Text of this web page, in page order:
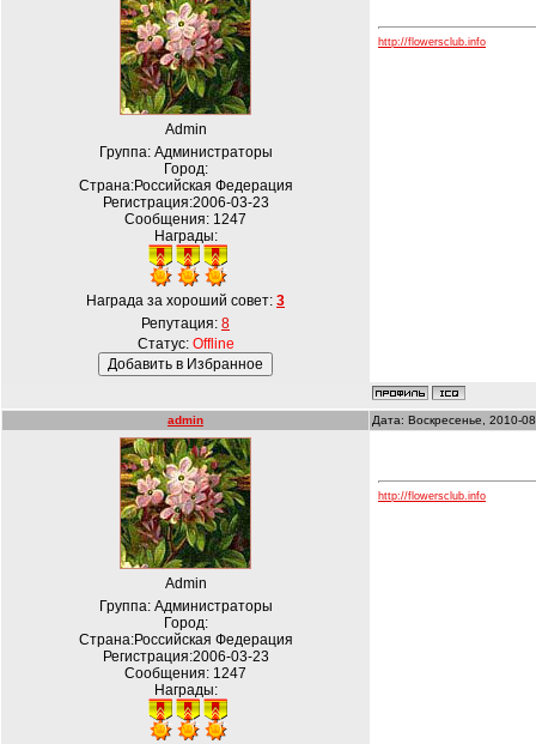
Admin
Группа: Администраторы
Город:
Страна:Российская Федерация
Регистрация:2006-03-23
Сообщения: 1247
Награды:
Награда за хороший совет: 3
Репутация: 8
Статус: Offline
http://flowersclub.info
admin Дата: Воскресенье, 2010-
Admin
Группа: Администраторы
Город:
Страна:Российская Федерация
Регистрация:2006-03-23
Сообщения: 1247
Награды:
http://flowersclub.info